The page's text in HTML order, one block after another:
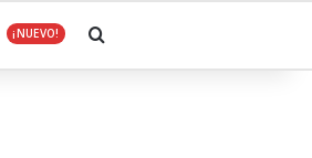
¡NUEVO!